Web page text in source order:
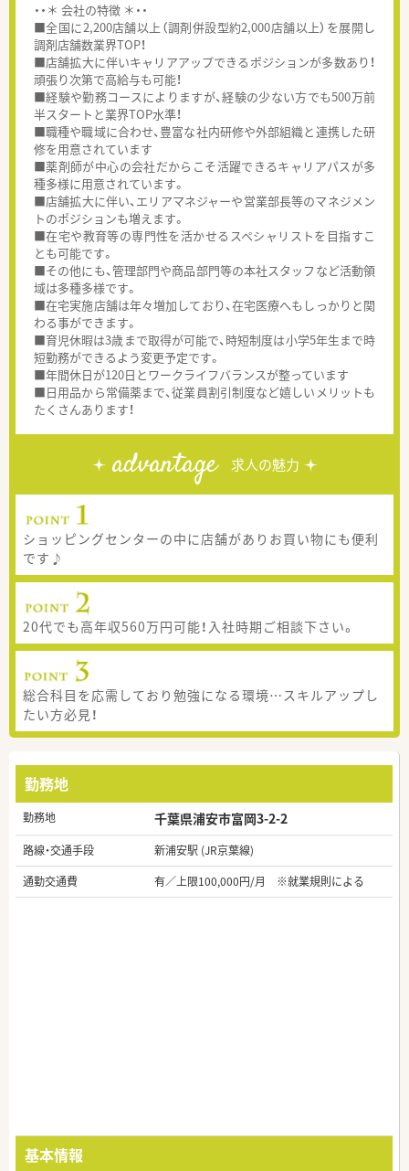
・・＊ 会社の特徴 ＊・・
■全国に2,200店舗以上（調剤併設型約2,000店舗以上）を展開し
調剤店舗数業界TOP！
■店舗拡大に伴いキャリアアップできるポジションが多数あり！
頑張り次第で高給与も可能！
■経験や勤務コースによりますが、経験の少ない方でも500万前
半スタートと業界TOP水準！
■職種や職域に合わせ、豊富な社内研修や外部組織と連携した研
修を用意されています
■薬剤師が中心の会社だからこそ活躍できるキャリアパスが多
種多様に用意されています。
■店舗拡大に伴い、エリアマネジャーや営業部長等のマネジメン
トのポジションも増えます。
■在宅や教育等の専門性を活かせるスペシャリストを目指すこ
とも可能です。
■その他にも、管理部門や商品部門等の本社スタッフなど活動領
域は多種多様です。
■在宅実施店舗は年々増加しており、在宅医療へもしっかりと関
わる事ができます。
■育児休暇は3歳まで取得が可能で、時短制度は小学5年生まで時
短勤務ができるよう変更予定です。
■年間休日が120日とワークライフバランスが整っています
■日用品から常備薬まで、従業員割引制度など嬉しいメリットも
たくさんあります！
advantage 求人の魅力
ショッピングセンターの中に店舗がありお買い物にも便利
です♪
20代でも高年収560万円可能！入社時期ご相談下さい。
総合科目を応需しており勉強になる環境…スキルアップし
たい方必見！
勤務地
勤務地 千葉県浦安市富岡3-2-2
路線・交通手段
新浦安駅 (JR京葉線)
通勤交通費
有／上限100,000円/月 ※就業規則による
基本情報